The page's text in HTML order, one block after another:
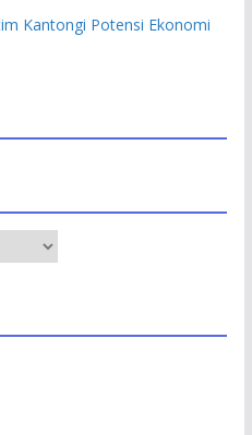
Kantongi Potensi Ekonomi